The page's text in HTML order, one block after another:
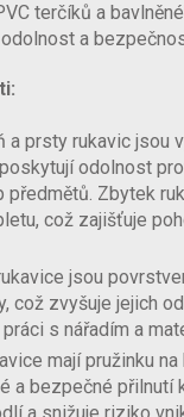
terčíků a
a
a prsty rukavic jsou
odolnost
předmětů. Zbytek
což zajišťuje
jsou
což zvyšuje jejich
s nářadím a
mají pružinku
a bezpečné přilnutí
a snižuje riziko